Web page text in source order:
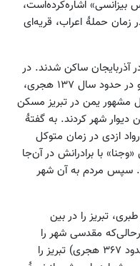
اشاره‌کرده‌است،
زمان حملهٔ اعراب، قریه‌ای
آذربایجان ساکن شدند. در
زمان خلافت منصور عباسی (۱۳۶ـ۱۵۸)، و در حدود سال ۱۳۷ هجری،
مشهور یمن در تبریز مسکن
شهر کردند. به گفتهٔ
ازدی در زمان متوکل
با برادرانش در آن‌جا
سپس مردم به آن شهر
تبریز را در بین
مقدسی شهر را
تحسین کرده و هم‌عصر او ابن حوقل (حدود ۳۶۷ هجری) تبریز را